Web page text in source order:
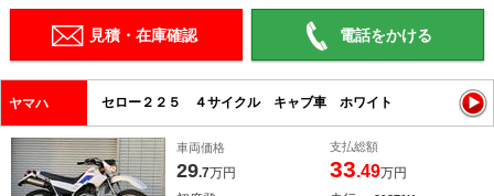
見積・在庫確認 電話をかける
ヤマハ セロー２２５ ４サイクル キャブ車 ホワイト
車両価格
29.7万円
支払総額
33.49万円